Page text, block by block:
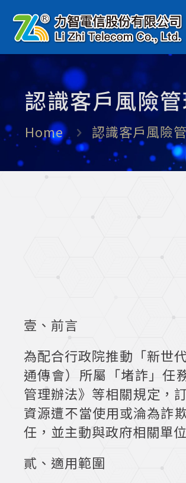
認識客戶風險
Home 認識客戶風險
壹、前言
為配合行政院推動「新世
通傳會）所屬「堵詐」任
管理辦法》等相關規定，
資源遭不當使用或淪為詐
任，並主動與政府相關單
貳、適用範圍